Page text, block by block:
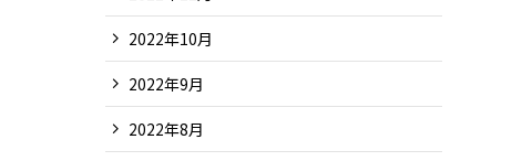
2022年10月
2022年9月
2022年8月